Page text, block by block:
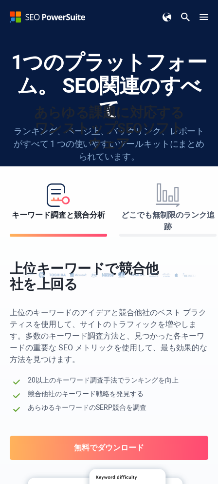
1つのプラットフォー
ム。
SEO関連のすべ
て
ランキング、ページ上、バックリンク、レポート
がすべて 1 つの使いやすいツールキットにまとめ
られています。
Windows
あらゆる課題に対応する
ワンストップSEOソフト
ウェア
キーワード調査と競合分析
どこでも無制限のランク追
跡
上位キーワードで競合他
社を上回る
上位のキーワードのアイデアと競合他社のベスト プラク
ティスを使用して、サイトのトラフィックを増やしま
す。多数のキーワード調査方法と、見つかった各キーワ
ードの重要な SEO メトリックを使用して、最も効果的な
方法を見つけます。
20以上のキーワード調査手法でランキングを向上
競合他社のキーワード戦略を発見する
あらゆるキーワードのSERP競合を調査
無料でダウンロード